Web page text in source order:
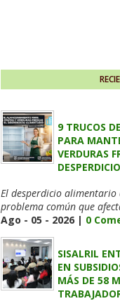
9 TRUCOS
PARA
VERDURAS
El desperdicio alimentario
problema común que
Ago - 05 - 2026 | 0
SISALRIL
EN
MÁS DE 58